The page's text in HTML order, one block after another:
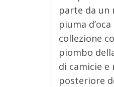
parte da un
piuma
collezione
piombo
di camicie
posteriore